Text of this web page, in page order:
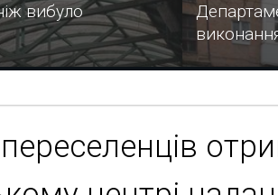
вибуло